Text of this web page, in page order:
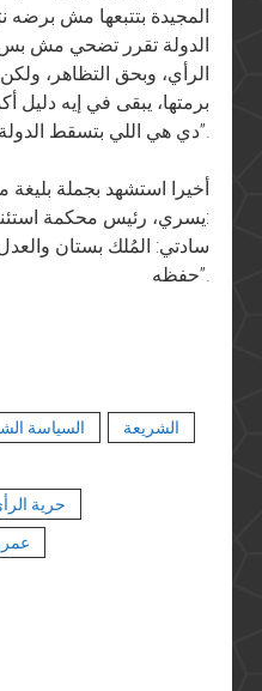
المجيدة بتتبعها مش برضه
الدولة تقرر تضحي مش بس
الرأي، وبحق التظاهر،
برمتها، يبقى في إيه دليل
دي هي اللي بتسقط الدولة؟”.
أخيرا استشهد بجملة
يسري، رئيس محكمة استئناف مصر، سنة ١٨٨٤:
حفظه”.
السياسة
الشريعة
حرية